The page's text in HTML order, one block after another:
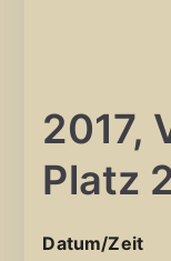
2017,
Platz
Datum/Zeit